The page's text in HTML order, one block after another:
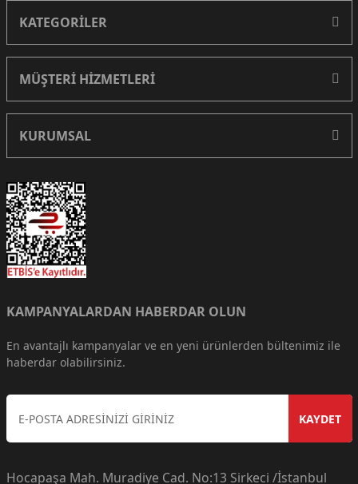
KATEGORİLER
MÜŞTERİ HİZMETLERİ
KURUMSAL
KAMPANYALARDAN HABERDAR OLUN
En avantajlı kampanyalar ve en yeni ürünlerden bültenimiz ile
haberdar olabilirsiniz.
KAYDET
Hocapaşa Mah. Muradiye Cad. No:13 Sirkeci /İstanbul